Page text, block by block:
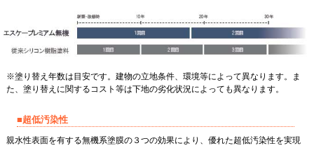
※塗り替え年数は目安です。建物の立地条件、環境等によって異なります。ま
た、塗り替えに関するコスト等は下地の劣化状況によっても異なります。
■超低汚染性
親水性表面を有する無機系塗膜の３つの効果により、優れた超低汚染性を実現